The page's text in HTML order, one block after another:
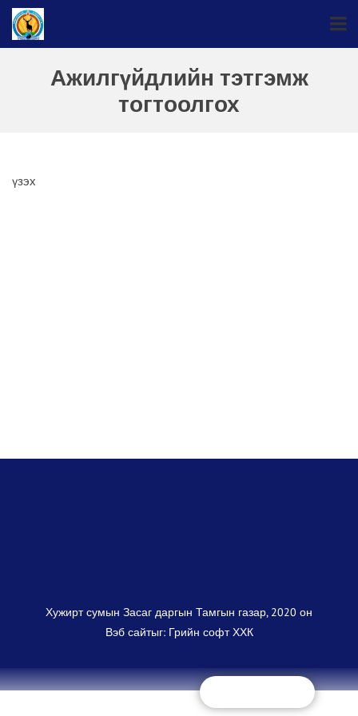
Ажилгүйдлийн тэтгэмж
тогтоолгох
үзэх
Хужирт сумын Засаг даргын Тамгын газар, 2020 он
Вэб сайтыг: Грийн софт ХХК